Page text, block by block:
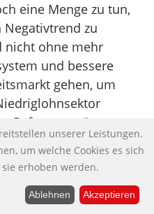
eine Menge zu tun,
zu
nicht ohne mehr
und bessere
gehen, um
Reformen nützen
betroffenen
Stabilität
solide
unserer Leistungen.
um welche Cookies es sich
erhoben werden.
Ablehnen Akzeptieren